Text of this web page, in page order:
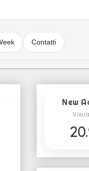
Contatti
New